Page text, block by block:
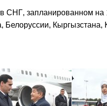
СНГ, запланированном на
Кыргызстана,